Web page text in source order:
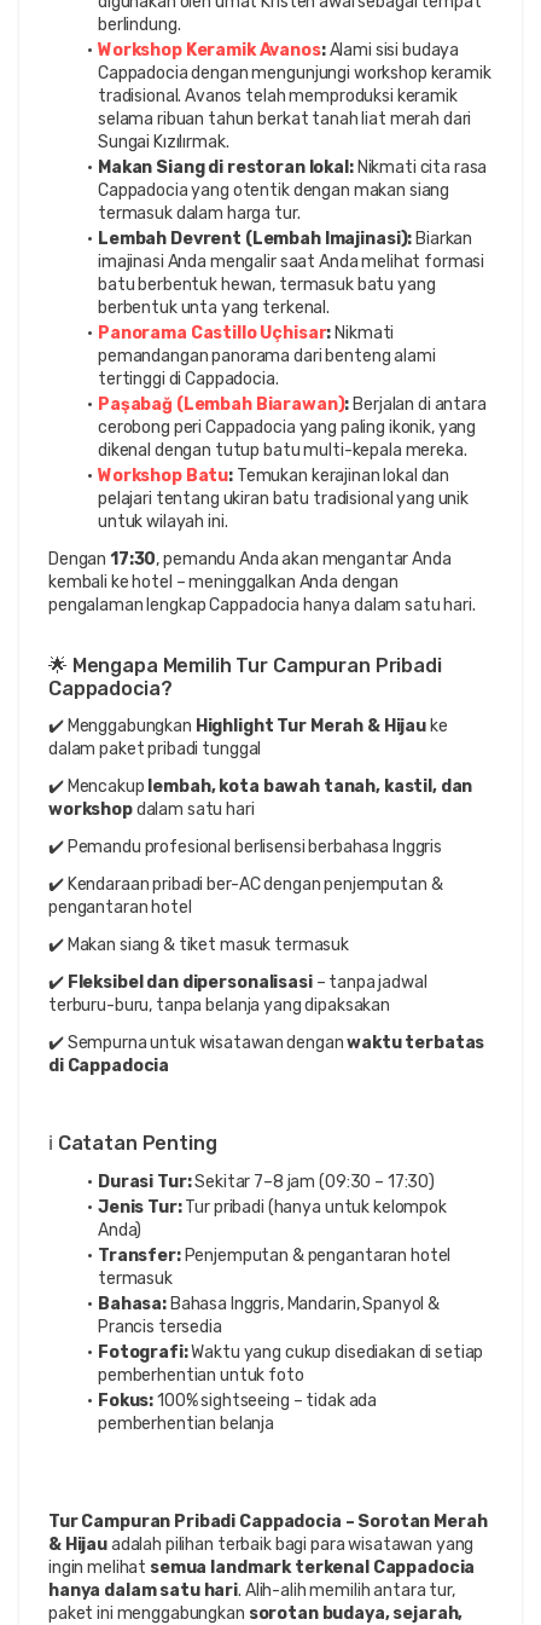
berlindung.
Workshop Keramik Avanos: Alami sisi budaya
Cappadocia dengan mengunjungi workshop keramik
tradisional. Avanos telah memproduksi keramik
selama ribuan tahun berkat tanah liat merah dari
Sungai Kızılırmak.
Makan Siang di restoran lokal: Nikmati cita rasa
Cappadocia yang otentik dengan makan siang
termasuk dalam harga tur.
Lembah Devrent (Lembah Imajinasi): Biarkan
imajinasi Anda mengalir saat Anda melihat formasi
batu berbentuk hewan, termasuk batu yang
berbentuk unta yang terkenal.
Panorama Castillo Uçhisar: Nikmati
pemandangan panorama dari benteng alami
tertinggi di Cappadocia.
Paşabağ (Lembah Biarawan): Berjalan di antara
cerobong peri Cappadocia yang paling ikonik, yang
dikenal dengan tutup batu multi-kepala mereka.
Workshop Batu: Temukan kerajinan lokal dan
pelajari tentang ukiran batu tradisional yang unik
untuk wilayah ini.
Dengan 17:30, pemandu Anda akan mengantar Anda
kembali ke hotel – meninggalkan Anda dengan
pengalaman lengkap Cappadocia hanya dalam satu hari.
🌟 Mengapa Memilih Tur Campuran Pribadi
Cappadocia?
✔️ Menggabungkan Highlight Tur Merah & Hijau ke
dalam paket pribadi tunggal
✔️ Mencakup lembah, kota bawah tanah, kastil, dan
workshop dalam satu hari
✔️ Pemandu profesional berlisensi berbahasa Inggris
✔️ Kendaraan pribadi ber-AC dengan penjemputan &
pengantaran hotel
✔️ Makan siang & tiket masuk termasuk
✔️ Fleksibel dan dipersonalisasi – tanpa jadwal
terburu-buru, tanpa belanja yang dipaksakan
✔️ Sempurna untuk wisatawan dengan waktu terbatas
di Cappadocia
ℹ️ Catatan Penting
Durasi Tur: Sekitar 7–8 jam (09:30 – 17:30)
Jenis Tur: Tur pribadi (hanya untuk kelompok
Anda)
Transfer: Penjemputan & pengantaran hotel
termasuk
Bahasa: Bahasa Inggris, Mandarin, Spanyol &
Prancis tersedia
Fotografi: Waktu yang cukup disediakan di setiap
pemberhentian untuk foto
Fokus: 100% sightseeing – tidak ada
pemberhentian belanja
Tur Campuran Pribadi Cappadocia – Sorotan Merah
& Hijau adalah pilihan terbaik bagi para wisatawan yang
ingin melihat semua landmark terkenal Cappadocia
hanya dalam satu hari. Alih-alih memilih antara tur,
paket ini menggabungkan sorotan budaya, sejarah,